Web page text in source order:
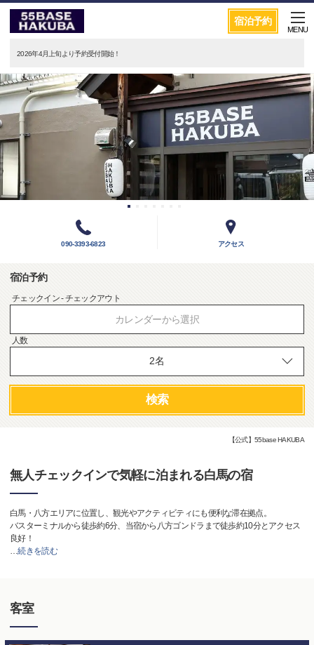
宿泊予約
MENU
2026年4月上旬より予約受付開始！
090-3393-6823 アクセス
宿泊予約
チェックイン - チェックアウト
カレンダーから選択
人数
検索
【公式】55base HAKUBA
無人チェックインで気軽に泊まれる白馬の宿
白馬・八方エリアに位置し、観光やアクティビティにも便利な滞在拠点。
バスターミナルから徒歩約6分、当宿から八方ゴンドラまで徒歩約10分とアクセス
良好！
…続きを読む
客室